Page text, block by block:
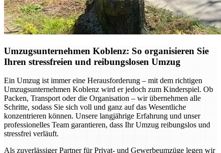
Umzugsunternehmen Koblenz: So organisieren Sie
Ihren stressfreien und reibungslosen Umzug
Ein Umzug ist immer eine Herausforderung – mit dem richtigen
Umzugsunternehmen Koblenz wird er jedoch zum Kinderspiel. Ob
Packen, Transport oder die Organisation – wir übernehmen alle
Schritte, sodass Sie sich voll und ganz auf das Wesentliche
konzentrieren können. Unsere langjährige Erfahrung und unser
professionelles Team garantieren, dass Ihr Umzug reibungslos und
stressfrei verläuft.
Als zuverlässiger Partner für Privat- und Gewerbeumzüge legen wir